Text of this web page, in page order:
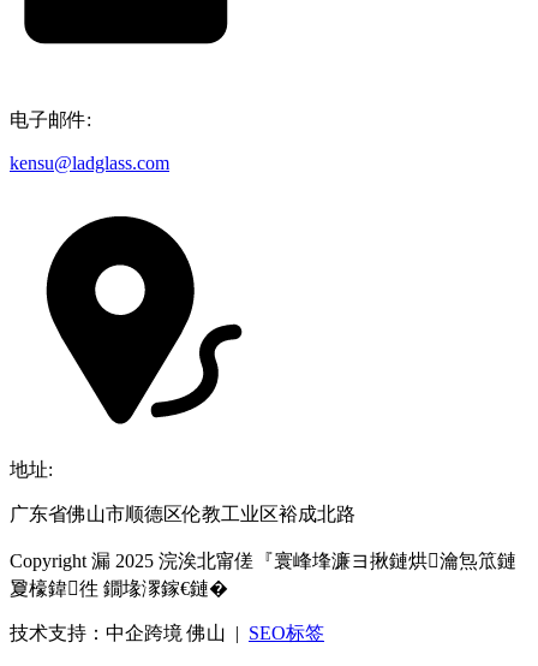
电子邮件:
kensu@ladglass.com
地址:
广东省佛山市顺德区伦教工业区裕成北路
Copyright 漏 2025 浣涘北甯傞『寰峰埄濂ヨ揪鏈烘瀹炰笟鏈
夐檺鍏徃 鐗堟潈鎵€鏈�
技术支持：中企跨境 佛山 | SEO标签